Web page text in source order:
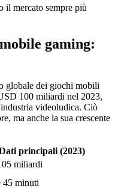
il mercato sempre più
gaming:
globale dei giochi mobili
100 miliardi nel 2023,
videoludica. Ciò
ma anche la sua crescente
principali (2023)
miliardi
45 minuti